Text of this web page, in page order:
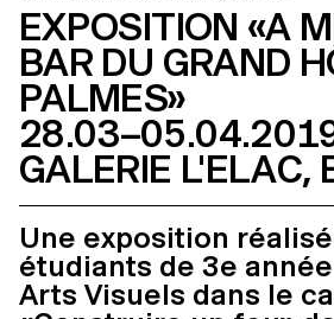
EXPOSITION «A
BAR DU GRAND
PALMES»
GALERIE L'ELAC,
Une exposition
étudiants de 3e
Arts Visuels dans le